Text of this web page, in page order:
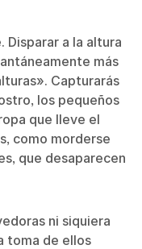
Disparar a la altura
más
Capturarás
los pequeños
que lleve el
como morderse
que desaparecen
ni siquiera
toma de ellos